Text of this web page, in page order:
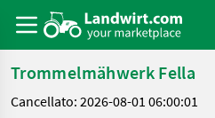
Trommelmähwerk Fella
Cancellato: 2026-08-01 06:00:01